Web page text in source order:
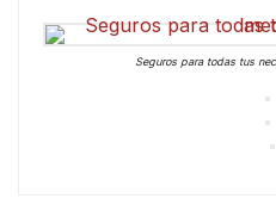
Seguros para todas tus